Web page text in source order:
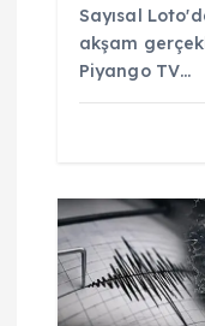
Sayısal
akşam
Piyango TV…